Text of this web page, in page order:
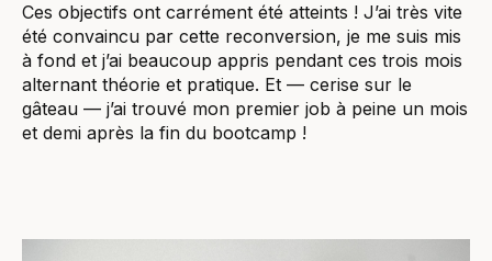
Ces objectifs ont carrément été atteints ! J’ai très vite
été convaincu par cette reconversion, je me suis mis
à fond et j’ai beaucoup appris pendant ces trois mois
alternant théorie et pratique. Et — cerise sur le
gâteau — j’ai trouvé mon premier job à peine un mois
et demi après la fin du bootcamp !